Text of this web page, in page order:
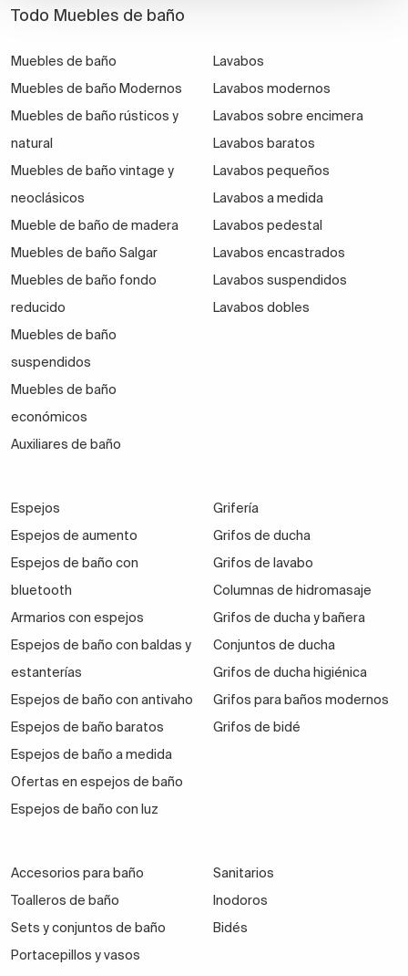
Todo Muebles de baño
Muebles de baño
Muebles de baño Modernos
Muebles de baño rústicos y
natural
Muebles de baño vintage y
neoclásicos
Mueble de baño de madera
Muebles de baño Salgar
Muebles de baño fondo
reducido
Muebles de baño
suspendidos
Muebles de baño
económicos
Auxiliares de baño
Lavabos
Lavabos modernos
Lavabos sobre encimera
Lavabos baratos
Lavabos pequeños
Lavabos a medida
Lavabos pedestal
Lavabos encastrados
Lavabos suspendidos
Lavabos dobles
Espejos
Espejos de aumento
Espejos de baño con
bluetooth
Armarios con espejos
Espejos de baño con baldas y
estanterías
Espejos de baño con antivaho
Espejos de baño baratos
Espejos de baño a medida
Ofertas en espejos de baño
Espejos de baño con luz
Grifería
Grifos de ducha
Grifos de lavabo
Columnas de hidromasaje
Grifos de ducha y bañera
Conjuntos de ducha
Grifos de ducha higiénica
Grifos para baños modernos
Grifos de bidé
Accesorios para baño
Toalleros de baño
Sets y conjuntos de baño
Portacepillos y vasos
Sanitarios
Inodoros
Bidés